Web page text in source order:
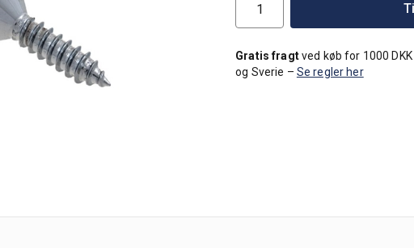
Gratis fragtved køb for 1000
og Sverie – Se regler her